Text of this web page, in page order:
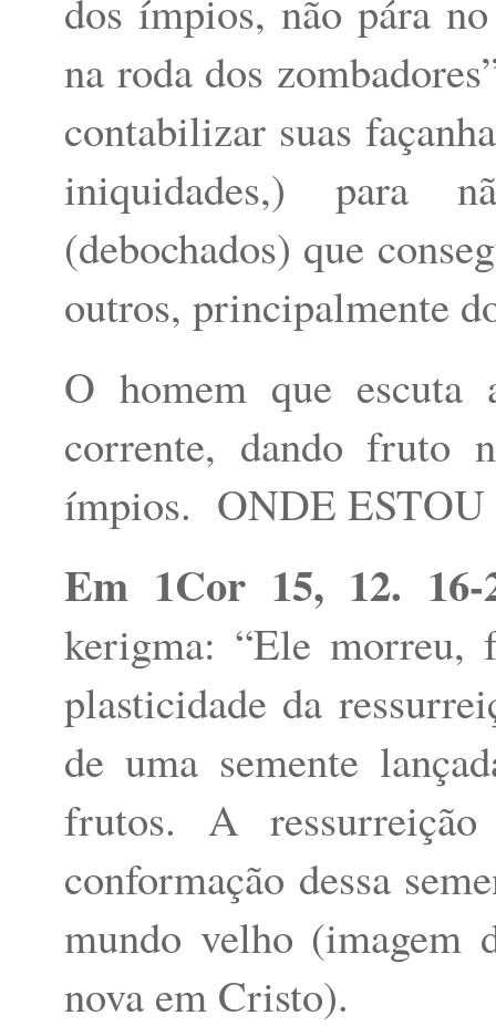
dos ímpios, não pára
na roda dos
contabilizar suas
iniquidades,) para
(debochados) que
outros, principalmente
O homem que escuta
corrente, dando fruto
ímpios. ONDE
Em 1Cor 15, 12. 16-
kerigma: “Ele morreu,
plasticidade da
de uma semente
frutos. A
conformação dessa
mundo velho (imagem
nova em Cristo).